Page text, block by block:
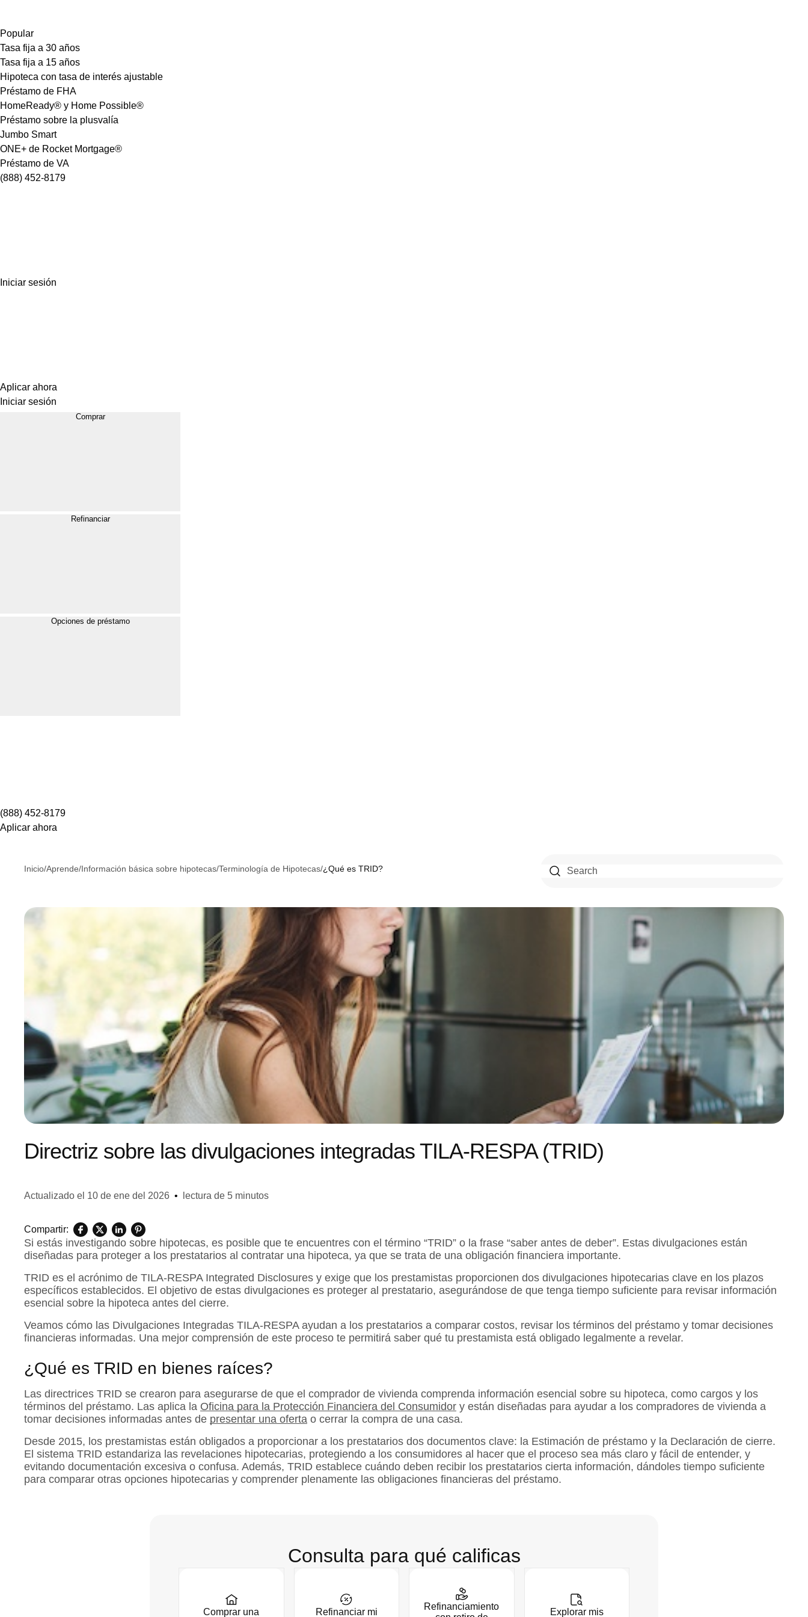
Popular
Tasa fija a 30 años
Tasa fija a 15 años
Hipoteca con tasa de interés ajustable
Préstamo de FHA
HomeReady® y Home Possible®
Préstamo sobre la plusvalía
Jumbo Smart
ONE+ de Rocket Mortgage®
Préstamo de VA
(888) 452-8179
Iniciar sesión
Aplicar ahora
Iniciar sesión
Comprar
Refinanciar
Opciones de préstamo
(888) 452-8179
Aplicar ahora
Inicio/Aprende/Información básica sobre hipotecas/Terminología de Hipotecas/¿Qué es TRID?
Directriz sobre las divulgaciones integradas TILA-RESPA (TRID)
Actualizado el 10 de ene del 2026 • lectura de 5 minutos
Compartir:
Si estás investigando sobre hipotecas, es posible que te encuentres con el término “TRID” o la frase “saber antes de deber”. Estas divulgaciones están
diseñadas para proteger a los prestatarios al contratar una hipoteca, ya que se trata de una obligación financiera importante.
TRID es el acrónimo de TILA-RESPA Integrated Disclosures y exige que los prestamistas proporcionen dos divulgaciones hipotecarias clave en los plazos
específicos establecidos. El objetivo de estas divulgaciones es proteger al prestatario, asegurándose de que tenga tiempo suficiente para revisar información
esencial sobre la hipoteca antes del cierre.
Veamos cómo las Divulgaciones Integradas TILA-RESPA ayudan a los prestatarios a comparar costos, revisar los términos del préstamo y tomar decisiones
financieras informadas. Una mejor comprensión de este proceso te permitirá saber qué tu prestamista está obligado legalmente a revelar.
¿Qué es TRID en bienes raíces?
Las directrices TRID se crearon para asegurarse de que el comprador de vivienda comprenda información esencial sobre su hipoteca, como cargos y los
términos del préstamo. Las aplica la Oficina para la Protección Financiera del Consumidor y están diseñadas para ayudar a los compradores de vivienda a
tomar decisiones informadas antes de presentar una oferta o cerrar la compra de una casa.
Desde 2015, los prestamistas están obligados a proporcionar a los prestatarios dos documentos clave: la Estimación de préstamo y la Declaración de cierre.
El sistema TRID estandariza las revelaciones hipotecarias, protegiendo a los consumidores al hacer que el proceso sea más claro y fácil de entender, y
evitando documentación excesiva o confusa. Además, TRID establece cuándo deben recibir los prestatarios cierta información, dándoles tiempo suficiente
para comparar otras opciones hipotecarias y comprender plenamente las obligaciones financieras del préstamo.
Consulta para qué calificas
Comprar una Refinanciar mi
Refinanciamiento
Explorar mis